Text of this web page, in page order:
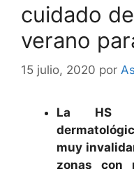
cuidado
verano
15 julio, 2020 por
La HS
muy
zonas con